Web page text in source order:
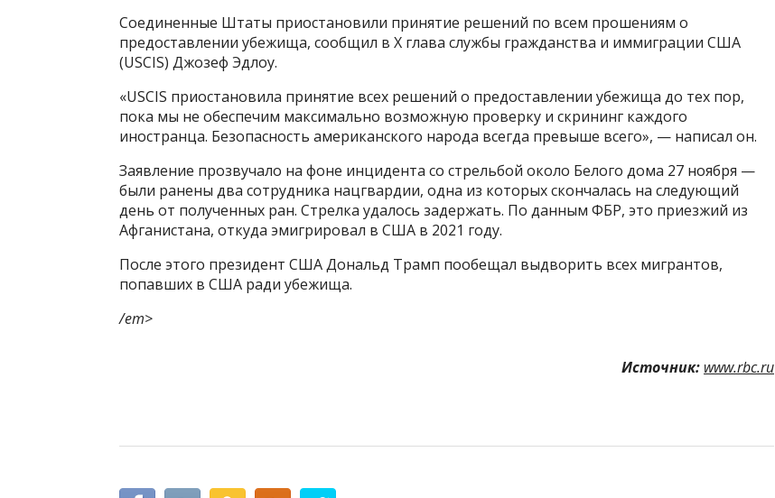
Соединенные Штаты приостановили принятие решений по всем прошениям о
предоставлении убежища, сообщил в Х глава службы гражданства и иммиграции США
(USCIS) Джозеф Эдлоу.
«USCIS приостановила принятие всех решений о предоставлении убежища до тех пор,
пока мы не обеспечим максимально возможную проверку и скрининг каждого
иностранца. Безопасность американского народа всегда превыше всего», — написал он.
Заявление прозвучало на фоне инцидента со стрельбой около Белого дома 27 ноября —
были ранены два сотрудника нацгвардии, одна из которых скончалась на следующий
день от полученных ран. Стрелка удалось задержать. По данным ФБР, это приезжий из
Афганистана, откуда эмигрировал в США в 2021 году.
После этого президент США Дональд Трамп пообещал выдворить всех мигрантов,
попавших в США ради убежища.
/em>
Источник: www.rbc.ru